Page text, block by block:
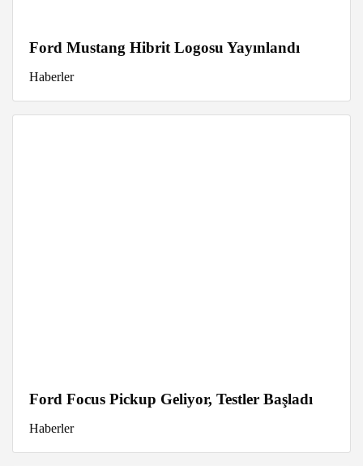
Ford Mustang Hibrit Logosu Yayınlandı
Haberler
Ford Focus Pickup Geliyor, Testler Başladı
Haberler